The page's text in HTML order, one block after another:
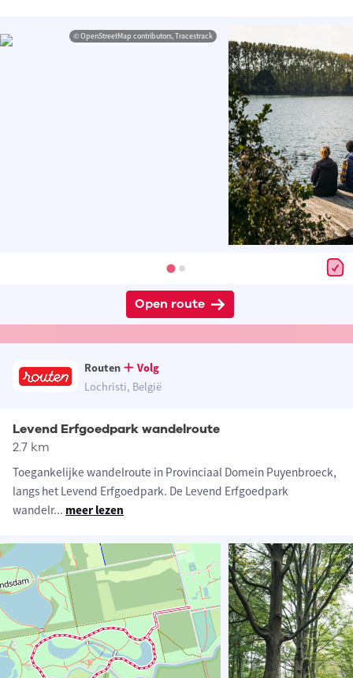
© OpenStreetMap contributors, Tracestrack
Open route
Routen
Volg
Lochristi, België
Levend Erfgoedpark wandelroute
2.7 km
Toegankelijke wandelroute in Provinciaal Domein Puyenbroeck,
langs het Levend Erfgoedpark. De Levend Erfgoedpark
wandelr... meer lezen